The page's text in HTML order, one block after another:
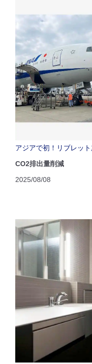
アジアで初！リブレッ
CO2排出量削減
2025/08/08